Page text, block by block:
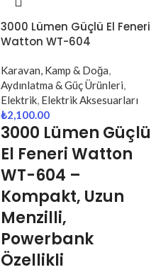
3000 Lümen Güçlü El Feneri
Watton WT-604
Karavan, Kamp & Doğa,
Aydınlatma & Güç Ürünleri,
Elektrik, Elektrik Aksesuarları
₺2,100.00
3000 Lümen Güçlü
El Feneri Watton
WT-604 –
Kompakt, Uzun
Menzilli,
Powerbank
Özellikli